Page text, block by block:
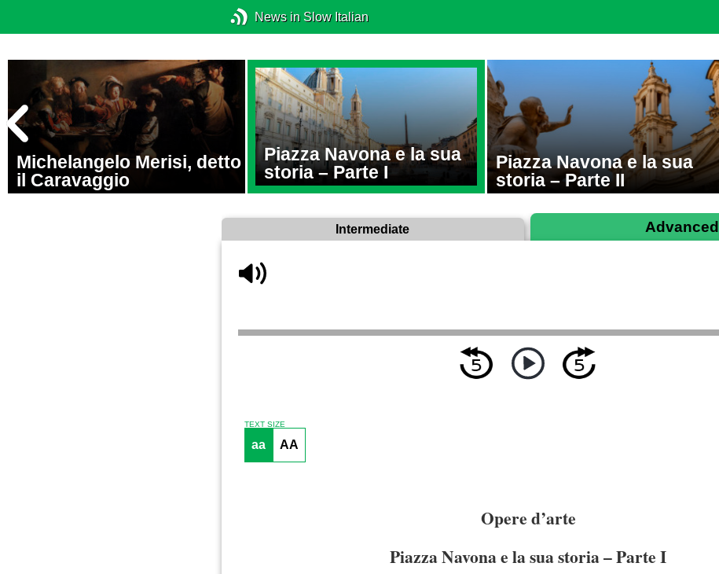
News in Slow Italian
Michelangelo Merisi, detto
il Caravaggio
Piazza Navona e la sua
storia – Parte I
Piazza Navona e la sua
storia – Parte II
Intermediate Advanced
TEXT SIZE
aa AA
Opere d’arte
Piazza Navona e la sua storia – Parte I